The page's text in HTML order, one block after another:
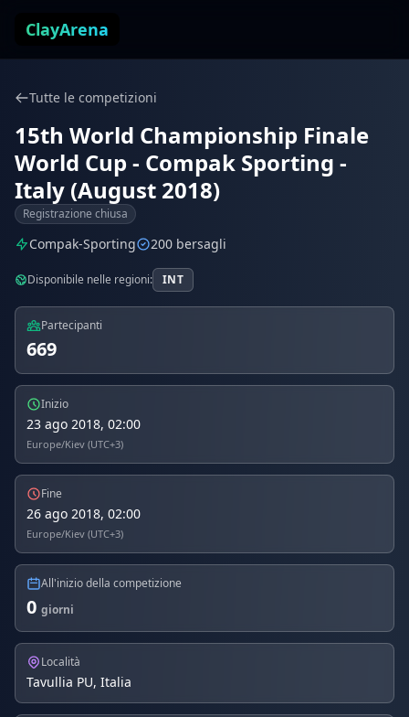
ClayArena
Tutte le competizioni
15th World Championship Finale
World Cup - Compak Sporting -
Italy (August 2018)
Registrazione chiusa
Compak-Sporting 200 bersagli
Disponibile nelle regioni: INT
Partecipanti
669
Inizio
23 ago 2018, 02:00
Europe/Kiev (UTC+3)
Fine
26 ago 2018, 02:00
Europe/Kiev (UTC+3)
All'inizio della competizione
0 giorni
Località
Tavullia PU, Italia